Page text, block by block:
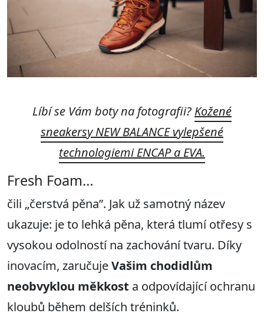
Líbí se Vám boty na fotografii? Kožené
sneakersy NEW BALANCE vylepšené
technologiemi ENCAPa EVA.
Fresh Foam…
čili „čerstvá pěna”. Jak už samotný název
ukazuje: je to lehká pěna, která tlumí otřesy s
vysokou odolností na zachování tvaru. Díky
inovacím, zaručujeVašim chodidlům
neobvyklou měkkost a odpovídající ochranu
kloubů během delších tréninků.